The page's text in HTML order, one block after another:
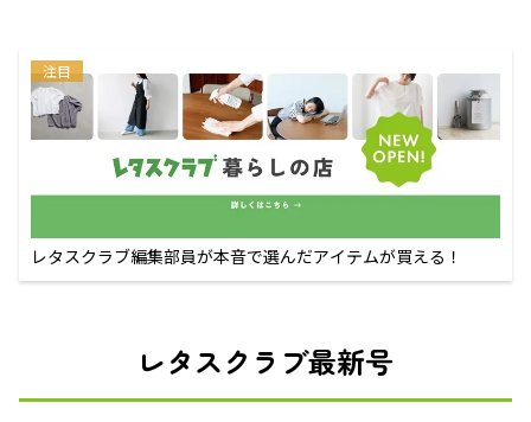
注目
レタスクラブ編集部員が本音で選んだアイテムが買える！
レタスクラブ最新号